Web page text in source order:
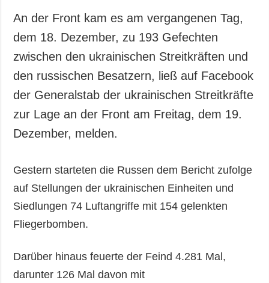
An der Front kam es am vergangenen Tag,
dem 18. Dezember, zu 193 Gefechten
zwischen den ukrainischen Streitkräften und
den russischen Besatzern, ließ auf Facebook
der Generalstab der ukrainischen Streitkräfte
zur Lage an der Front am Freitag, dem 19.
Dezember, melden.
Gestern starteten die Russen dem Bericht zufolge
auf Stellungen der ukrainischen Einheiten und
Siedlungen 74 Luftangriffe mit 154 gelenkten
Fliegerbomben.
Darüber hinaus feuerte der Feind 4.281 Mal,
darunter 126 Mal davon mit